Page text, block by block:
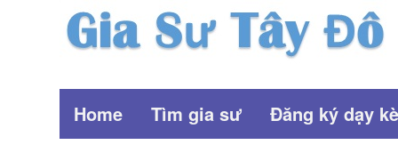
Home Tìm gia sư Đăng ký dạy